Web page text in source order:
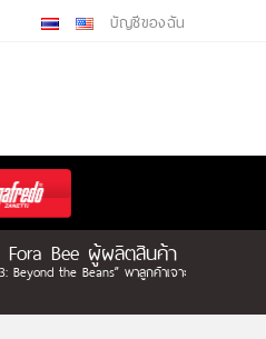
บัญชีของฉัน
Fora Bee ผู้ผลิตสินค้า
Beyond the Beans” พาลูกค้าเจาะลึกเรื่องก